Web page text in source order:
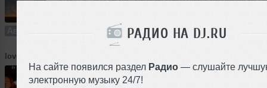
РАДИО НА DJ.RU
На сайте появился раздел Радио — слушайте
электронную музыку 24/7!
Авторский трек В плейлист
loveoleglove